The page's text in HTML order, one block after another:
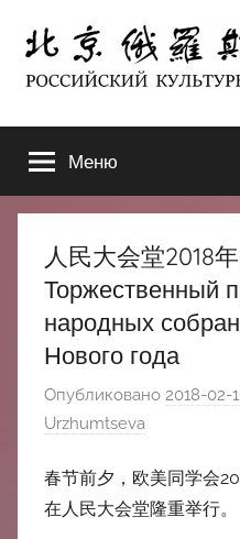
содержимому
北
京
俄
罗
斯
文
化
中
ЦЕНТР
В
ПЕКИНЕ
Меню
人民大会堂2018
Торжественный
народных
Нового года
Опубликовано 2018-02-
Urzhumtseva
春节前夕，欧美同学会
在人民大会堂隆重举行。